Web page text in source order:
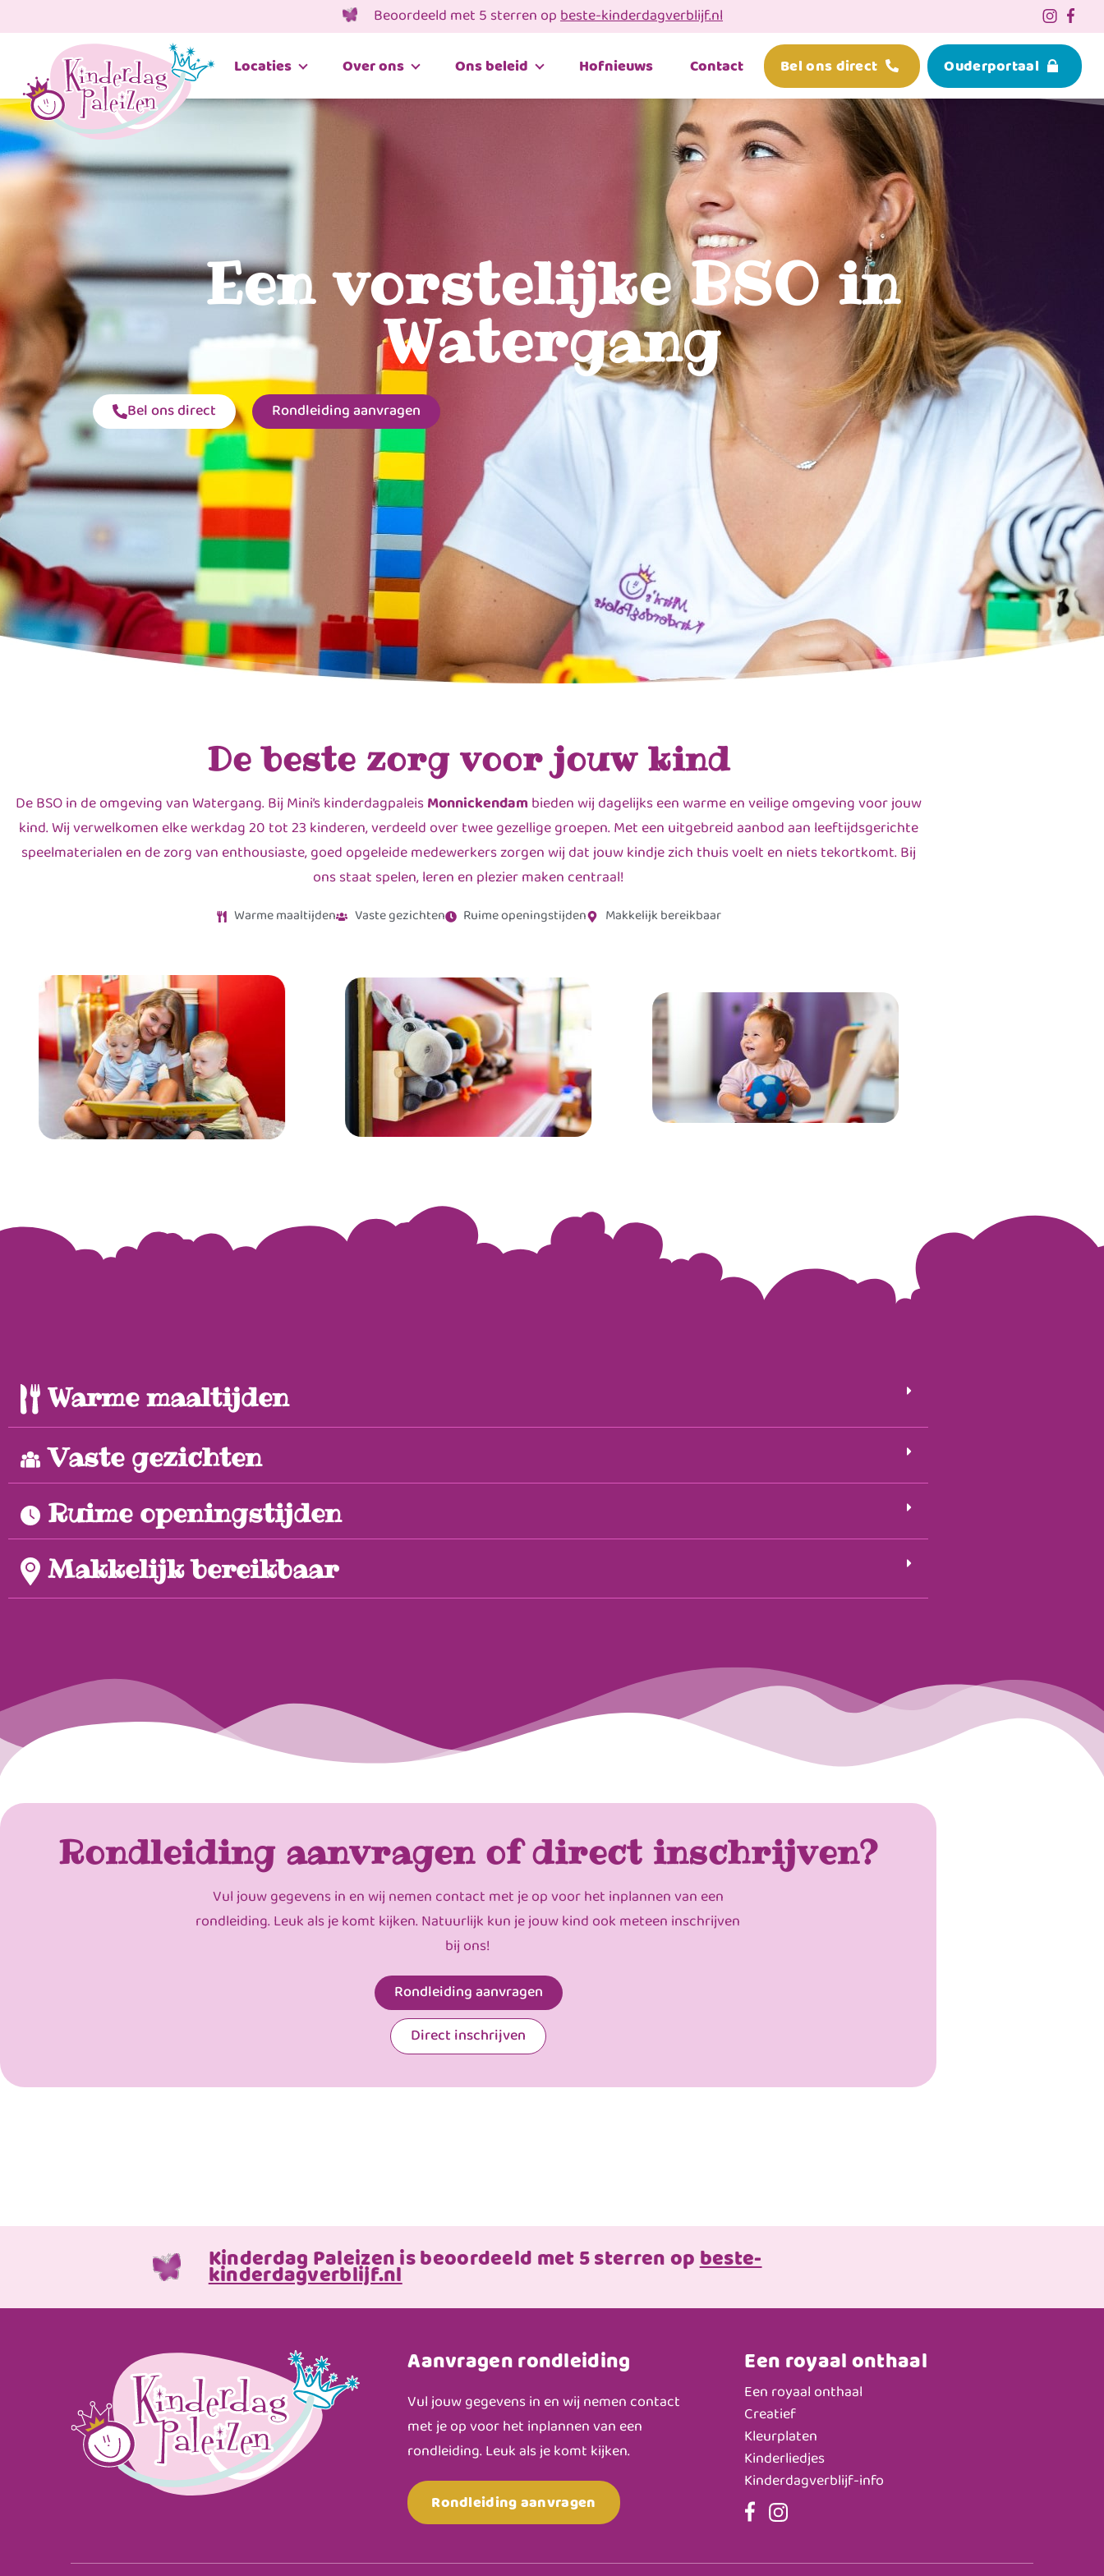
Beoordeeld met 5 sterren opbeste-kinderdagverblijf.nl
Bel ons direct Ouderportaal
Locaties Over ons Ons beleid Hofnieuws Contact
Een vorstelijke BSO in
Watergang
Bel ons direct Rondleiding aanvragen
De beste zorg voor jouw kind
De BSO in de omgeving van Watergang. Bij Mini’s kinderdagpaleisMonnickendam bieden wij dagelijks een warme en veilige omgeving voor jouw
kind. Wij verwelkomen elke werkdag 20 tot 23 kinderen, verdeeld over twee gezellige groepen. Met een uitgebreid aanbod aan leeftijdsgerichte
speelmaterialen en de zorg van enthousiaste, goed opgeleide medewerkers zorgen wij dat jouw kindje zich thuis voelt en niets tekortkomt. Bij
ons staat spelen, leren en plezier maken centraal!
Warme maaltijden Vaste gezichten Ruime openingstijden Makkelijk bereikbaar
Warme maaltijden
Vaste gezichten
Ruime openingstijden
Makkelijk bereikbaar
Rondleiding aanvragen of direct inschrijven?
Vul jouw gegevens in en wij nemen contact met je op voor het inplannen van een
rondleiding. Leuk als je komt kijken. Natuurlijk kun je jouw kind ook meteen inschrijven
bij ons!
Rondleiding aanvragen
Direct inschrijven
Kinderdag Paleizen is beoordeeld met 5 sterren opbeste-
kinderdagverblijf.nl
Aanvragen rondleiding
Vul jouw gegevens in en wij nemen contact
met je op voor het inplannen van een
rondleiding. Leuk als je komt kijken.
Rondleiding aanvragen
Een royaal onthaal
Een royaal onthaal
Creatief
Kleurplaten
Kinderliedjes
Kinderdagverblijf-info